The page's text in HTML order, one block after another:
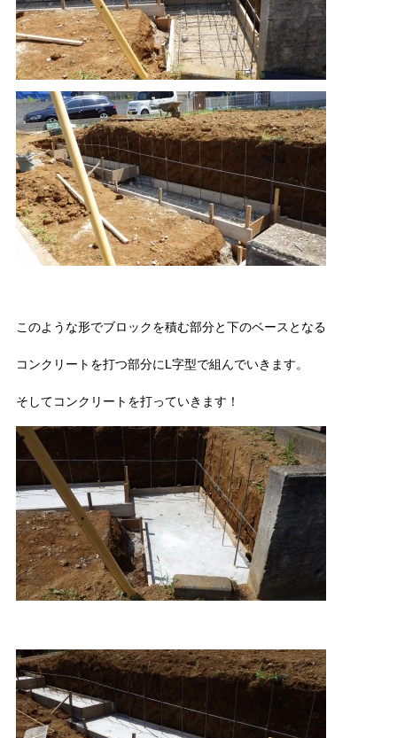
このような形でブロックを積む部分と下のベースとなる
コンクリートを打つ部分にL字型で組んでいきます。
そしてコンクリートを打っていきます！